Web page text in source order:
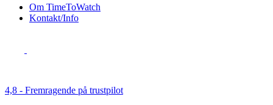
Om TimeToWatch
Kontakt/Info
4,8 - Fremragende på trustpilot